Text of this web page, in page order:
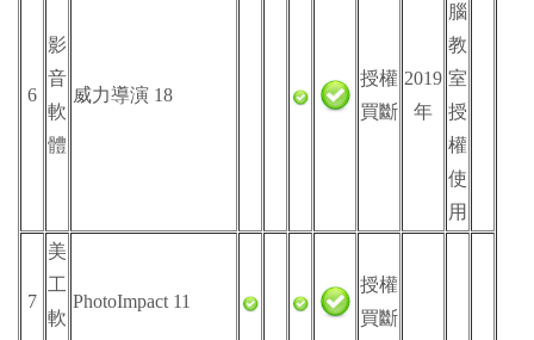
6
影
音
軟
體
威力導演 18
授權
買斷
2019
年
腦
教
室
授
權
使
用
7
美
工
軟
PhotoImpact 11
授權
買斷